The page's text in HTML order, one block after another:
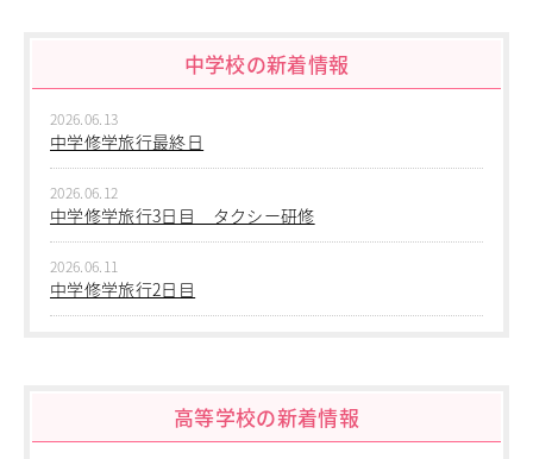
学校説明会・オープンスクール
年間行事
部活動
練習風景
部活動指導者紹介
制服紹介
デジタルリーフレット／パンフレット
進路・進学 Career Guidance
進学指導イベント（キャリアイベント）
卒業生の声
中学校の新着情報
2026.06.13
中学修学旅行最終日
2026.06.12
中学修学旅行3日目 タクシー研修
2026.06.11
中学修学旅行2日目
中学２年生 校外学習
高等学校の新着情報